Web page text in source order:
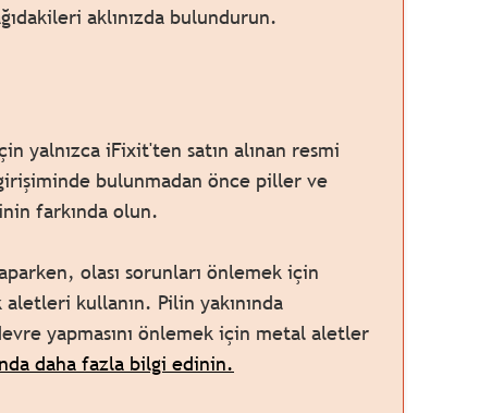
aklınızda bulundurun.
yalnızca iFixit'ten satın alınan resmi
bulunmadan önce piller ve
farkında olun.
olası sorunları önlemek için
aletleri kullanın. Pilin yakınında
yapmasını önlemek için metal aletler
daha fazla bilgi edinin.